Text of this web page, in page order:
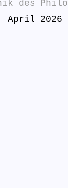
des
April 2026